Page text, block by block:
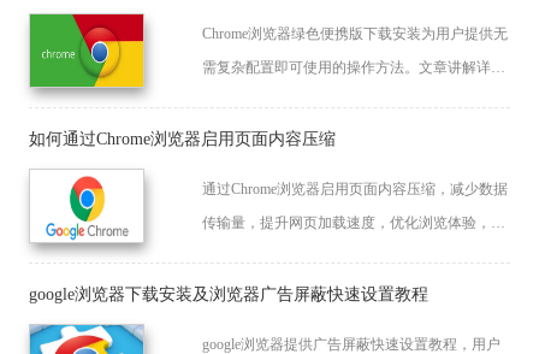
Chrome浏览器绿色便携版下载安装为用户提供无
需复杂配置即可使用的操作方法。文章讲解详细
浏览器并确保稳定性。
如何通过Chrome浏览器启用页面内容压缩
通过Chrome浏览器启用页面内容压缩，减少数据
传输量，提升网页加载速度，优化浏览体验，节
google浏览器下载安装及浏览器广告屏蔽快速设置教程
google浏览器提供广告屏蔽快速设置教程，用户